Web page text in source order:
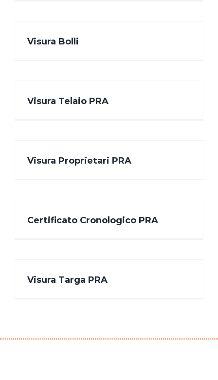
Visura Bolli
Visura Telaio PRA
Visura Proprietari PRA
Certificato Cronologico PRA
Visura Targa PRA